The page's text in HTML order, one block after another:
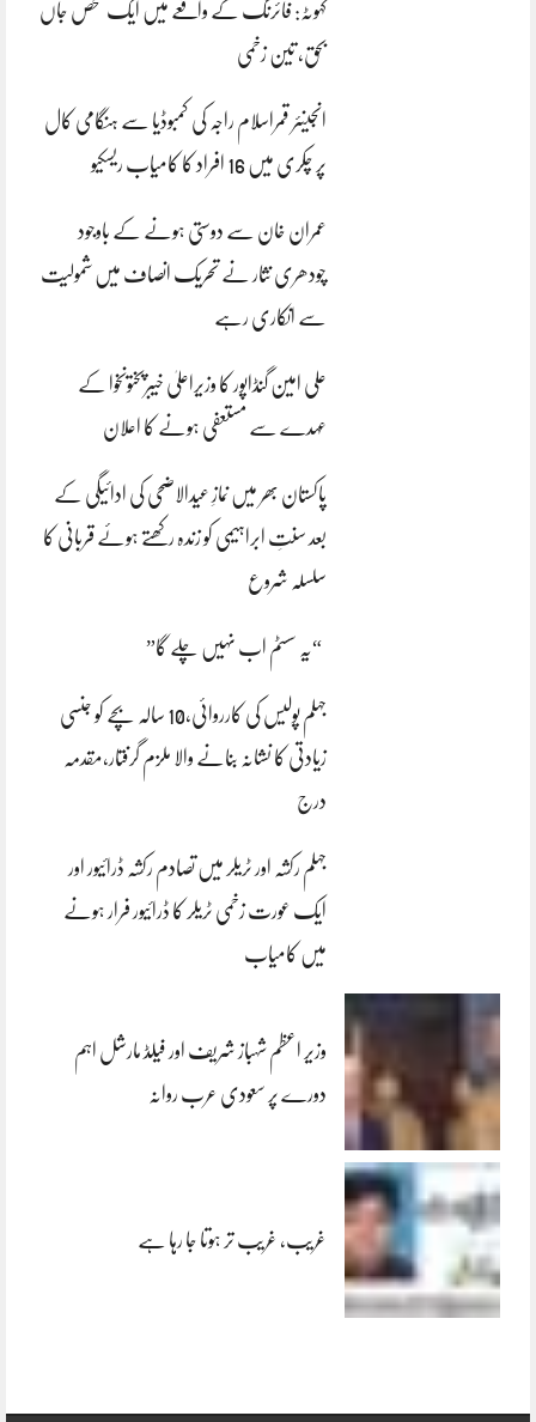
کہوٹہ: فائرنگ کے واقعے میں ایک شخص جاں
بحق، تین زخمی
انجینئر قمراسلام راجہ کی کمبوڈیا سے ہنگامی کال
پر چکری میں 16 افراد کا کامیاب ریسکیو
عمران خان سے دوستی ہونے کے باوجود
چودھری نثار نے تحریک انصاف میں شمولیت
سے انکاری رہے
علی امین گنڈاپور کا وزیراعلیٰ خیبرپختونخوا کے
عہدے سے مستعفی ہونے کا اعلان
پاکستان بھر میں نمازِ عیدالاضحی کی ادائیگی کے
بعد سنتِ ابراہیمی کو زندہ رکھتے ہوئے قربانی کا
سلسلہ شروع
“یہ سسٹم اب نہیں چلے گا”
جہلم پولیس کی کارروائی،10 سالہ بچے کو جنسی
زیادتی کا نشانہ بنانے والا ملزم گرفتار،مقدمہ
درج
جہلم رکشہ اور ٹریلر میں تصادم رکشہ ڈرائیور اور
ایک عورت زخمی ٹریلر کا ڈرائیور فرار ہونے
میں کامیاب
وزیر اعظم شہباز شریف اور فیلڈ مارشل اہم
دورے پر سعودی عرب روانہ
غریب، غریب تر ہوتا جا رہا ہے